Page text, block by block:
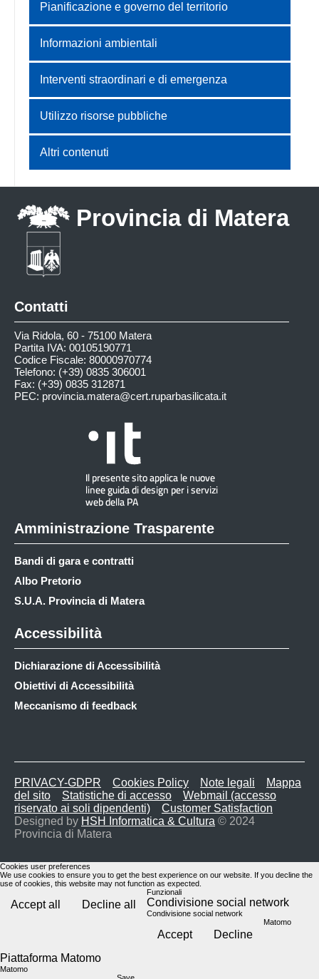
Pianificazione e governo del territorio
Informazioni ambientali
Interventi straordinari e di emergenza
Utilizzo risorse pubbliche
Altri contenuti
Provincia di Matera
Contatti
Via Ridola, 60 - 75100 Matera
Partita IVA: 00105190771
Codice Fiscale: 80000970774
Telefono: (+39) 0835 306001
Fax: (+39) 0835 312871
PEC: provincia.matera@cert.ruparbasilicata.it
Amministrazione Trasparente
Bandi di gara e contratti
Albo Pretorio
S.U.A. Provincia di Matera
Accessibilità
Dichiarazione di Accessibilità
Obiettivi di Accessibilità
Meccanismo di feedback
PRIVACY-GDPR Cookies Policy Note legali
Mappa
del sito
Statistiche di accesso
Webmail (accesso
riservato ai soli dipendenti)
Customer Satisfaction
Designed by HSH Informatica & Cultura © 2024
Provincia di Matera
Cookies user preferences
We use cookies to ensure you to get the best experience on our website. If you decline the
use of cookies, this website may not function as expected.
Accept all Decline all
Funzionali
Condivisione social network
Condivisione social network
Accept Decline
Matomo
Piattaforma Matomo
Matomo